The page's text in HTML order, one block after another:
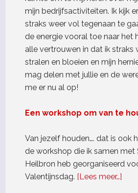
mijn bedrijfsactiviteiten. Ik kijk
straks weer vol tegenaan te
de energie vooral toe naar het
alle vertrouwen in dat ik straks
stralen en bloeien en mijn
mag delen met jullie en de
me er nu al op!
Een workshop om van te
Van jezelf houden…. dat is ook
de workshop die ik samen met
Heilbron heb georganiseerd
Valentijnsdag. [Lees meer…]